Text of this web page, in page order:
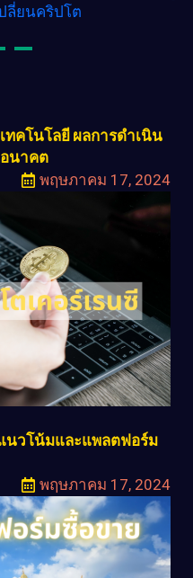
ลี่ยนคริปโต
ทคโนโลยี ผลการดำเนิน
นาคต
พฤษภาคม 17, 2024
นวโน้มและแพลตฟอร์ม
พฤษภาคม 17, 2024